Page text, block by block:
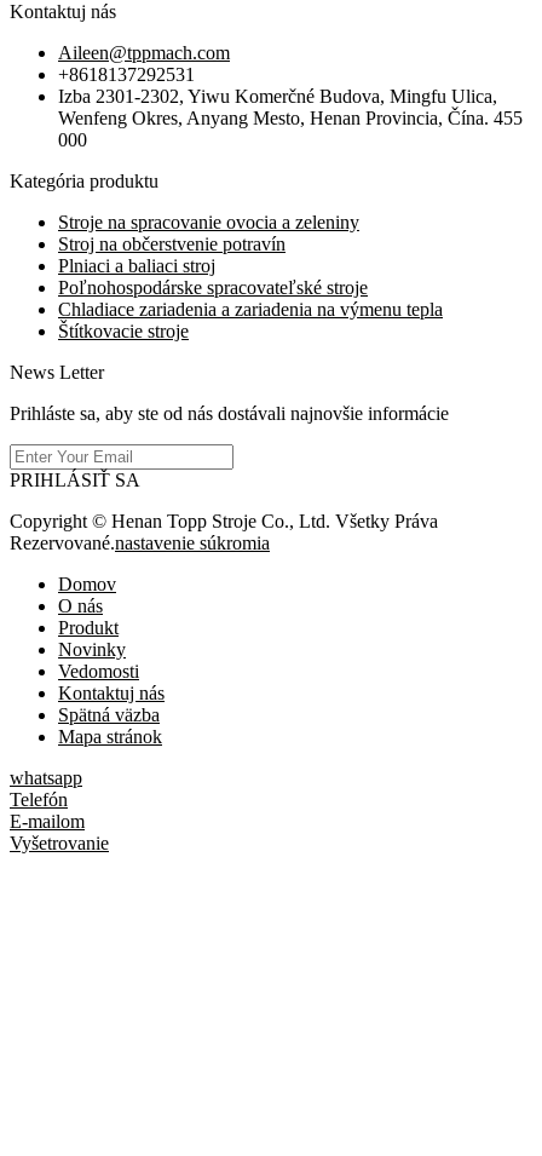
Kontaktuj nás
Aileen@tppmach.com
+8618137292531
Izba 2301-2302, Yiwu Komerčné Budova, Mingfu Ulica,
Wenfeng Okres, Anyang Mesto, Henan Provincia, Čína. 455
000
Kategória produktu
Stroje na spracovanie ovocia a zeleniny
Stroj na občerstvenie potravín
Plniaci a baliaci stroj
Poľnohospodárske spracovateľské stroje
Chladiace zariadenia a zariadenia na výmenu tepla
Štítkovacie stroje
News Letter
Prihláste sa, aby ste od nás dostávali najnovšie informácie
PRIHLÁSIŤ SA
Copyright © Henan Topp Stroje Co., Ltd. Všetky Práva
Rezervované.nastavenie súkromia
Domov
O nás
Produkt
Novinky
Vedomosti
Kontaktuj nás
Spätná väzba
Mapa stránok
whatsapp
Telefón
E-mailom
Vyšetrovanie